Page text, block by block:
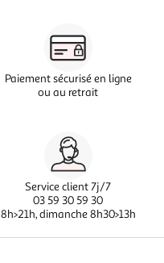
Paiement sécurisé en ligne
ou au retrait
Service client 7j/7
03 59 30 59 30
8h>21h, dimanche 8h30>13h